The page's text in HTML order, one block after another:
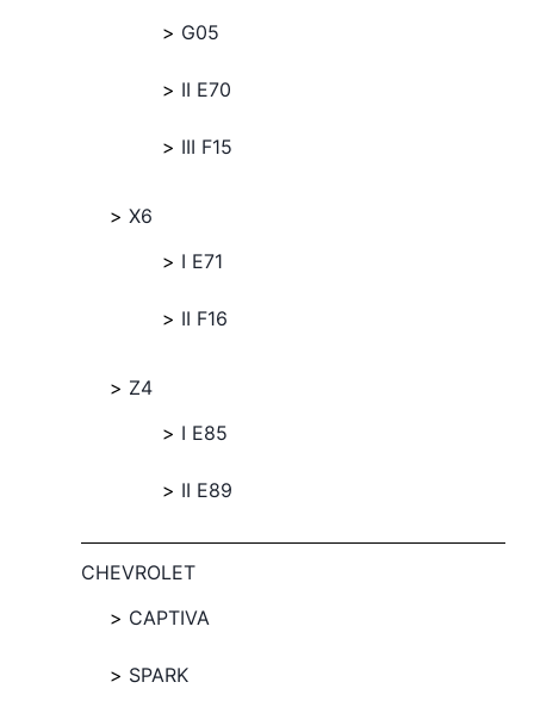
G05
II E70
III F15
X6
I E71
II F16
Z4
I E85
II E89
CHEVROLET
CAPTIVA
SPARK